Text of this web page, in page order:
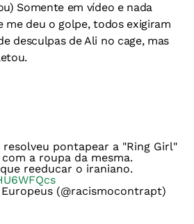
Somente em vídeo e nada
me deu o golpe, todos exigiram
desculpas de Ali no cage, mas
pontapear a "Ring Girl"
a roupa da mesma.
reeducar o iraniano.
(@racismocontrapt)